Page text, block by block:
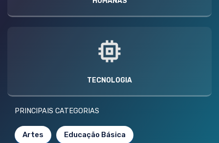
TECNOLOGIA
PRINCIPAIS CATEGORIAS
Artes Educação Básica